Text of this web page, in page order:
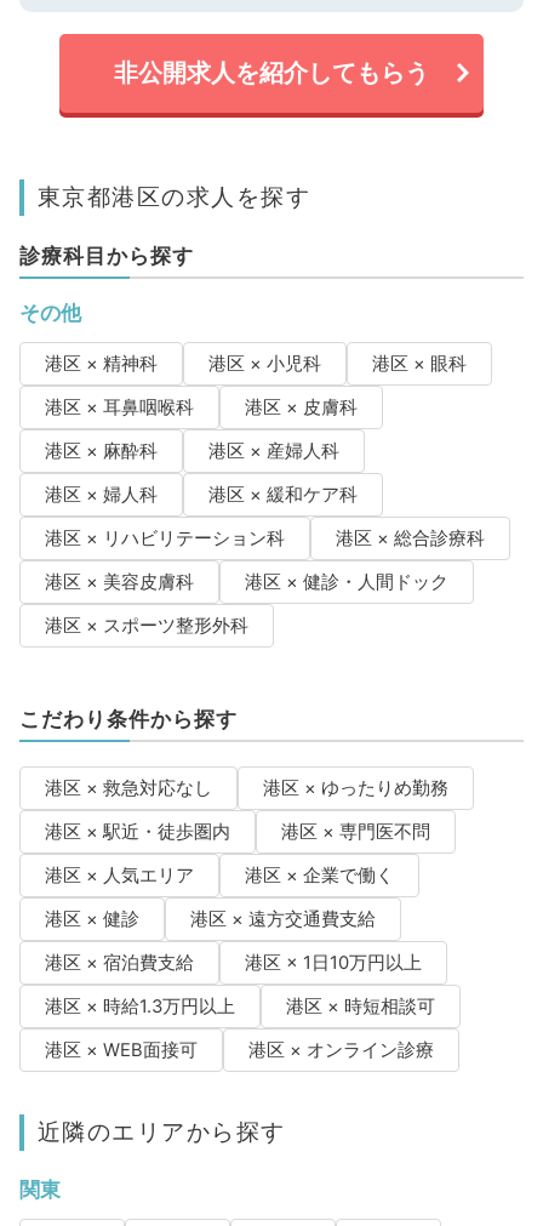
非公開求人を紹介してもらう
東京都港区の求人を探す
診療科目から探す
その他
港区 × 精神科 港区 × 小児科
港区 × 眼科
港区 × 耳鼻咽喉科
港区 × 皮膚科
港区 × 麻酔科
港区 × 産婦人科
港区 × 婦人科
港区 × 緩和ケア科
港区 × リハビリテーション科
港区 × 総合診療科
港区 × 美容皮膚科
港区 × 健診・人間ドック
港区 × スポーツ整形外科
こだわり条件から探す
港区 × 救急対応なし
港区 × ゆったりめ勤務
港区 × 駅近・徒歩圏内
港区 × 専門医不問
港区 × 人気エリア
港区 × 企業で働く
港区 × 健診
港区 × 遠方交通費支給
港区 × 宿泊費支給
港区 × 1日10万円以上
港区 × 時給1.3万円以上
港区 × 時短相談可
港区 × WEB面接可
港区 × オンライン診療
近隣のエリアから探す
関東